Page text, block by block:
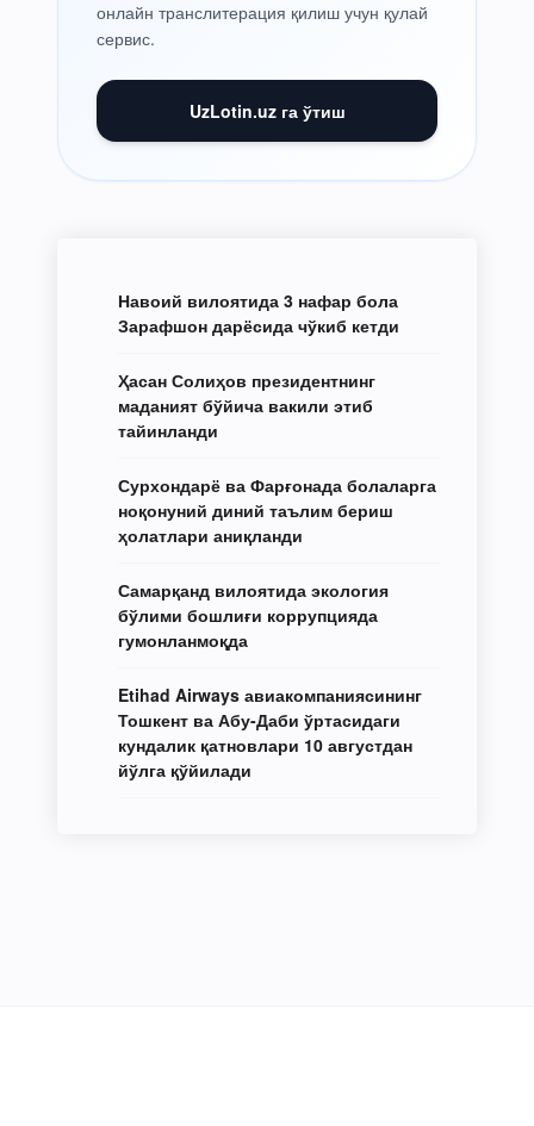
онлайн транслитерация қилиш учун қулай
сервис.
UzLotin.uz га ўтиш
Навоий вилоятида 3 нафар бола
Зарафшон дарёсида чўкиб кетди
Ҳасан Солиҳов президентнинг
маданият бўйича вакили этиб
тайинланди
Сурхондарё ва Фарғонада болаларга
ноқонуний диний таълим бериш
ҳолатлари аниқланди
Самарқанд вилоятида экология
бўлими бошлиғи коррупцияда
гумонланмоқда
Etihad Airways авиакомпаниясининг
Тошкент ва Абу-Даби ўртасидаги
кундалик қатновлари 10 августдан
йўлга қўйилади